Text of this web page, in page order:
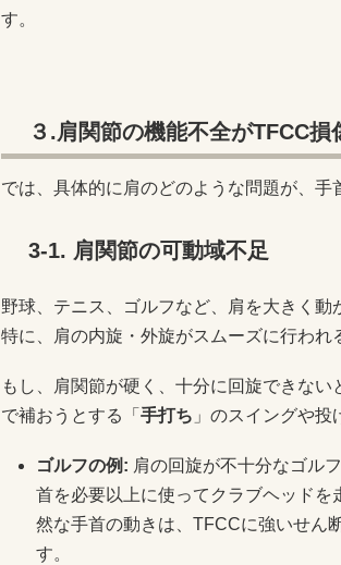
す。
３.肩関節の機能不全がTFCC損
では、具体的に肩のどのような問題が、手
3-1. 肩関節の可動域不足
野球、テニス、ゴルフなど、肩を大きく動
特に、肩の内旋・外旋がスムーズに行われ
もし、肩関節が硬く、十分に回旋できな
で補おうとする「 手打ち 」のスイングや投
ゴルフの例 : 肩の回旋が不十分なゴル
首を必要以上に使ってクラブヘッド
然な手首の動きは、TFCCに強いせん
す。